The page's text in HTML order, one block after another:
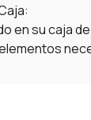
en su caja